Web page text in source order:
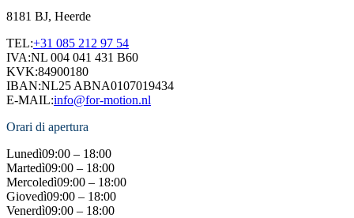
8181 BJ, Heerde
TEL:+31 085 212 97 54
IVA:NL 004 041 431 B60
KVK:84900180
IBAN:NL25 ABNA0107019434
E-MAIL:info@for-motion.nl
Orari di apertura
Lunedì09:00 – 18:00
Martedì09:00 – 18:00
Mercoledì09:00 – 18:00
Giovedì09:00 – 18:00
Venerdì09:00 – 18:00